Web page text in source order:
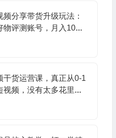
频分享带货升级玩法：
物评测账号，月入10个
时详细教程）
干货运营课，真正从0-1
视频，没有太多花里胡
干货